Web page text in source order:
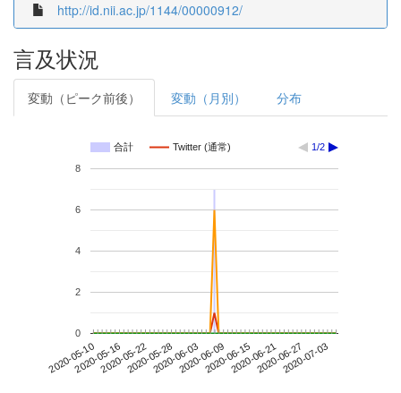
http://id.nii.ac.jp/1144/00000912/
言及状況
変動（ピーク前後） 変動（月別） 分布
合計 Twitter (通常) 1/2
2020-05-102020-05-162020-05-222020-05-282020-06-032020-06-092020-06-152020-06-212020-06-272020-07-03
0
2
4
6
8